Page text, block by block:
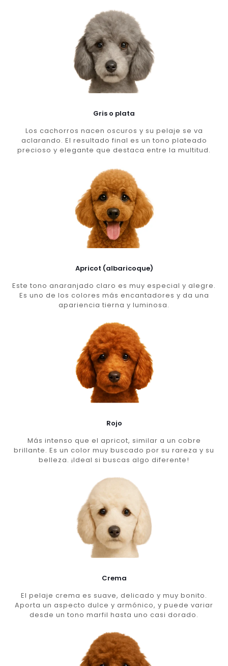
Gris o plata
Los cachorros nacen oscuros y su pelaje se va
aclarando. El resultado final es un tono plateado
precioso y elegante que destaca entre la multitud.
Apricot (albaricoque)
Este tono anaranjado claro es muy especial y alegre.
Es uno de los colores más encantadores y da una
apariencia tierna y luminosa.
Rojo
Más intenso que el apricot, similar a un cobre
brillante. Es un color muy buscado por su rareza y su
belleza. ¡Ideal si buscas algo diferente!
Crema
El pelaje crema es suave, delicado y muy bonito.
Aporta un aspecto dulce y armónico, y puede variar
desde un tono marfil hasta uno casi dorado.